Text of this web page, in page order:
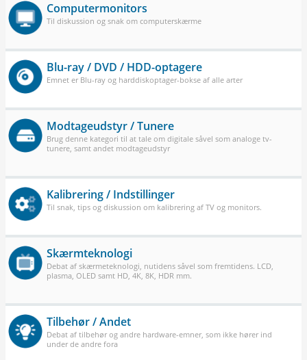
Computermonitors
Til diskussion og snak om computerskærme
Blu-ray / DVD / HDD-optagere
Emnet er Blu-ray og harddiskoptager-bokse af alle arter
Modtageudstyr / Tunere
Brug denne kategori til at tale om digitale såvel som analoge tv-
tunere, samt andet modtageudstyr
Kalibrering / Indstillinger
Til snak, tips og diskussion om kalibrering af TV og monitors.
Skærmteknologi
Debat af skærmeteknologi, nutidens såvel som fremtidens. LCD,
plasma, OLED samt HD, 4K, 8K, HDR mm.
Tilbehør / Andet
Debat af tilbehør og andre hardware-emner, som ikke hører ind
under de andre fora